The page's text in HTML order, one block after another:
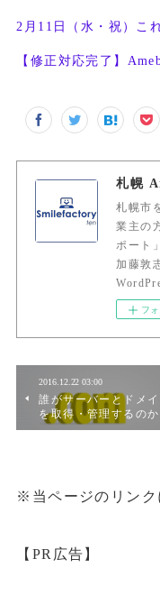
札幌市
業主の
ポート
加藤敦
フ
2016.12.22 03:00
誰がサーバーとドメイ
を取得・管理するのか
※当ページのリンク
【PR広告】